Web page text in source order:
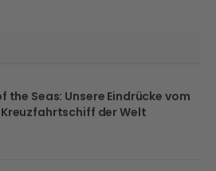
the Seas: Unsere Eindrücke vom
der Welt